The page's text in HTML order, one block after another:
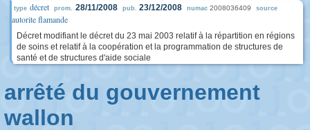
type décret prom. 28/11/2008 pub. 23/12/2008 numac 2008036409 source
autorite flamande
Décret modifiant le décret du 23 mai 2003 relatif à la répartition en régions
de soins et relatif à la coopération et la programmation de structures de
santé et de structures d'aide sociale
arrêté du gouvernement
wallon